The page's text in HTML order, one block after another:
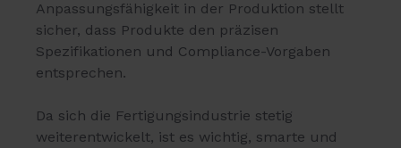
Anpassungsfähigkeit in der Produktion stellt
sicher, dass Produkte den präzisen
Spezifikationen und Compliance-Vorgaben
entsprechen.
Da sich die Fertigungsindustrie stetig
weiterentwickelt, ist es wichtig, smarte und